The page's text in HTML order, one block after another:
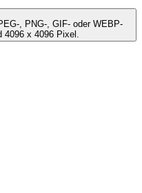
, PNG-, GIF- oder WEBP-
x 4096 Pixel.